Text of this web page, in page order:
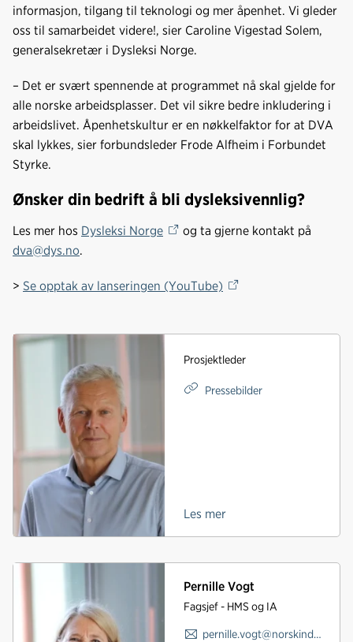
informasjon, tilgang til teknologi og mer åpenhet. Vi gleder
oss til samarbeidet videre!, sier Caroline Vigestad Solem,
generalsekretær i Dysleksi Norge.
– Det er svært spennende at programmet nå skal gjelde for
alle norske arbeidsplasser. Det vil sikre bedre inkludering i
arbeidslivet. Åpenhetskultur er en nøkkelfaktor for at DVA
skal lykkes, sier forbundsleder Frode Alfheim i Forbundet
Styrke.
Ønsker din bedrift å bli dysleksivennlig?
Les mer hos Dysleksi Norge
og ta gjerne kontakt på
dva@dys.no.
> Se opptak av lanseringen (YouTube)
Prosjektleder
Pressebilder
Les mer
Pernille Vogt
Fagsjef - HMS og IA
pernille.vogt@norskindustri.no